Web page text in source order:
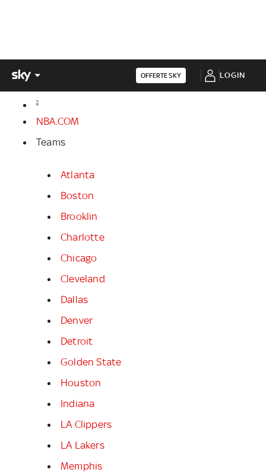
OFFERTE SKY LOGIN
NBA.COM
Teams
Atlanta
Boston
Brooklin
Charlotte
Chicago
Cleveland
Dallas
Denver
Detroit
Golden State
Houston
Indiana
LA Clippers
LA Lakers
Memphis